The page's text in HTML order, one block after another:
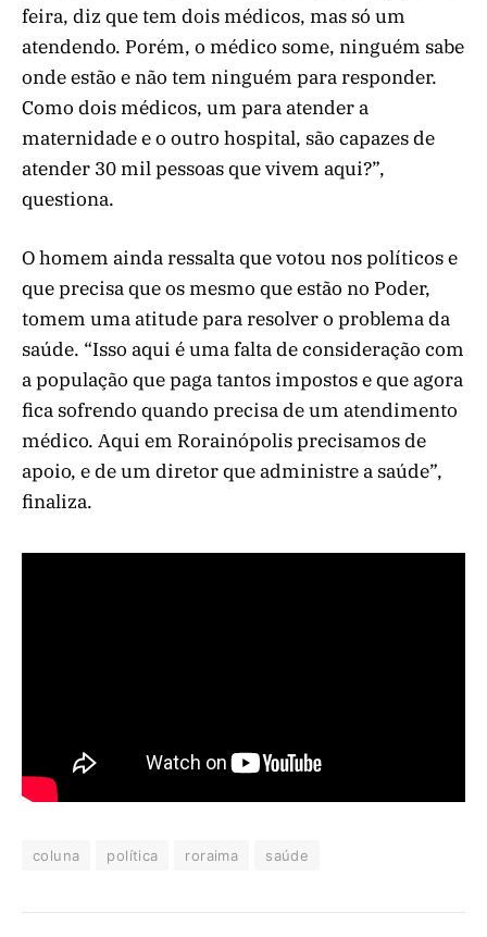
feira, diz que tem dois médicos, mas só um
atendendo. Porém, o médico some, ninguém sabe
onde estão e não tem ninguém para responder.
Como dois médicos, um para atender a
maternidade e o outro hospital, são capazes de
atender 30 mil pessoas que vivem aqui?”,
questiona.
O homem ainda ressalta que votou nos políticos e
que precisa que os mesmo que estão no Poder,
tomem uma atitude para resolver o problema da
saúde. “Isso aqui é uma falta de consideração com
a população que paga tantos impostos e que agora
fica sofrendo quando precisa de um atendimento
médico. Aqui em Rorainópolis precisamos de
apoio, e de um diretor que administre a saúde”,
finaliza.
coluna política roraima saúde